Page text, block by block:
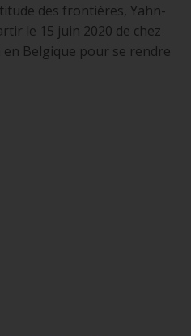
des frontières, Yahn-
le 15 juin 2020 de chez
en Belgique pour se rendre